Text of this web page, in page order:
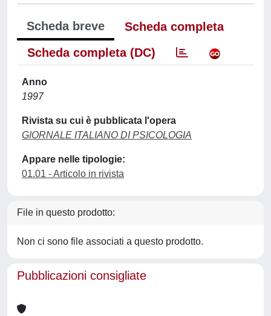
Scheda breve
Scheda completa
Scheda completa (DC)
Anno
1997
Rivista su cui è pubblicata l'opera
GIORNALE ITALIANO DI PSICOLOGIA
Appare nelle tipologie:
01.01 - Articolo in rivista
File in questo prodotto:
Non ci sono file associati a questo prodotto.
Pubblicazioni consigliate